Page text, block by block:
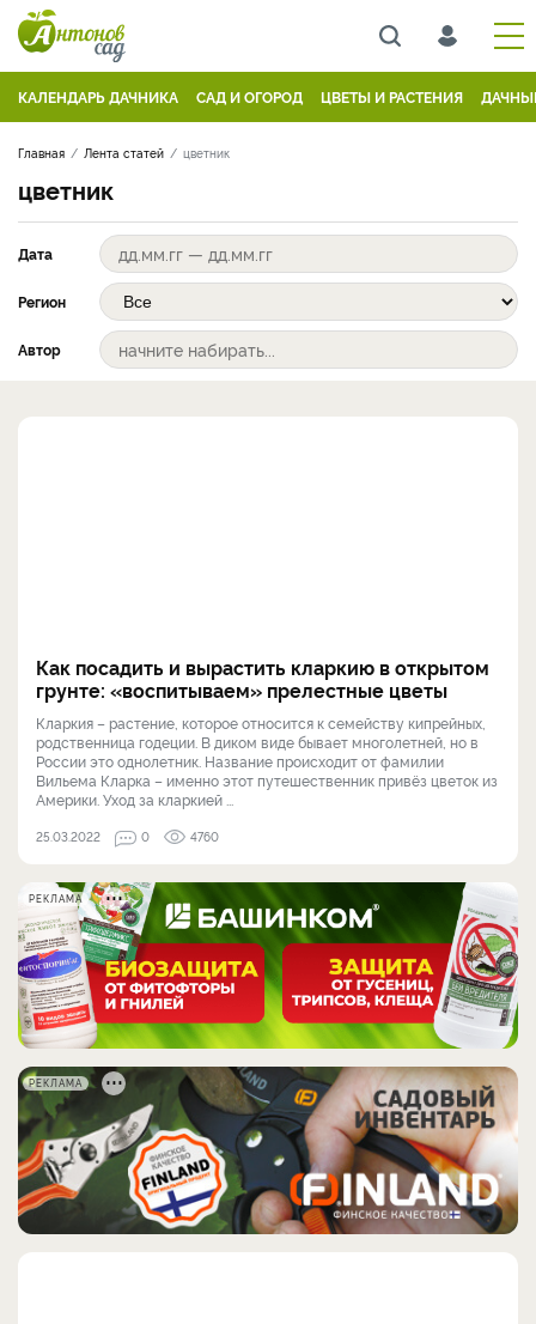
КАЛЕНДАРЬ ДАЧНИКА САД И ОГОРОД ЦВЕТЫ И РАСТЕНИЯ
Главная Лента статей цветник
цветник
Дата
Регион
Автор
Как посадить и вырастить кларкию в открытом
грунте: «воспитываем» прелестные цветы
Кларкия – растение, которое относится к семейству кипрейных,
родственница годеции. В диком виде бывает многолетней, но в
России это однолетник. Название происходит от фамилии
Вильема Кларка – именно этот путешественник привёз цветок из
Америки. Уход за кларкией ...
25.03.2022 0 4760
РЕКЛАМА
РЕКЛАМА